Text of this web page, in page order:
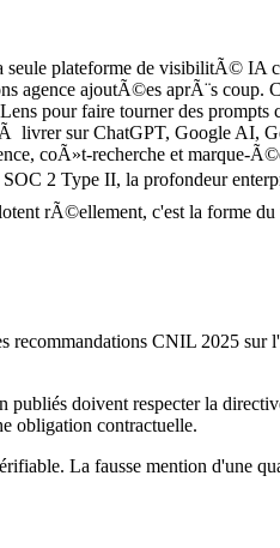
plateforme de visibilitÃ© IA
agence ajoutÃ©es aprÃ¨s coup.
pour faire tourner des
livrer sur ChatGPT, Google AI,
coÃ»t-recherche et marque-
SOC 2 Type II, la profondeur
rÃ©ellement, c'est la forme
recommandations CNIL 2025
doivent respecter la
obligation contractuelle.
La fausse mention d'une